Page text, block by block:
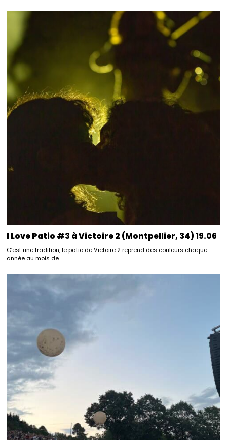
I Love Patio #3 à Victoire 2 (Montpellier, 34) 19.06
C’est une tradition, le patio de Victoire 2 reprend des couleurs chaque
année au mois de